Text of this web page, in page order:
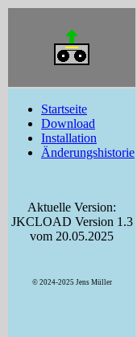
Startseite
Download
Installation
Änderungshistorie
Aktuelle Version:
JKCLOAD Version 1.3
vom 20.05.2025
© 2024-2025 Jens Müller